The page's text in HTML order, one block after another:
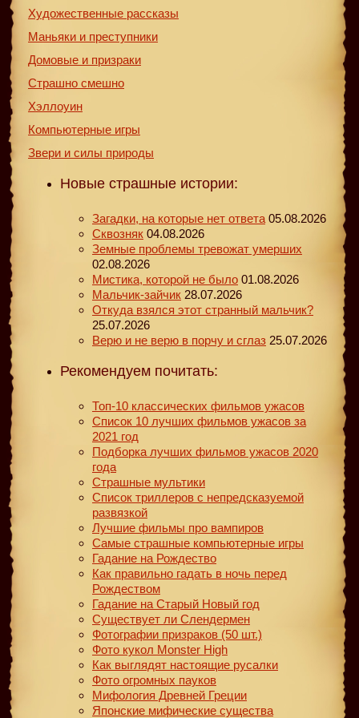
Художественные рассказы
Маньяки и преступники
Домовые и призраки
Страшно смешно
Хэллоуин
Компьютерные игры
Звери и силы природы
Новые страшные истории:
Загадки, на которые нет ответа 05.08.2026
Сквозняк 04.08.2026
Земные проблемы тревожат умерших
02.08.2026
Мистика, которой не было 01.08.2026
Мальчик-зайчик 28.07.2026
Откуда взялся этот странный мальчик?
25.07.2026
Верю и не верю в порчу и сглаз 25.07.2026
Рекомендуем почитать:
Топ-10 классических фильмов ужасов
Список 10 лучших фильмов ужасов за
2021 год
Подборка лучших фильмов ужасов 2020
года
Страшные мультики
Список триллеров с непредсказуемой
развязкой
Лучшие фильмы про вампиров
Самые страшные компьютерные игры
Гадание на Рождество
Как правильно гадать в ночь перед
Рождеством
Гадание на Старый Новый год
Существует ли Слендермен
Фотографии призраков (50 шт.)
Фото кукол Monster High
Как выглядят настоящие русалки
Фото огромных пауков
Мифология Древней Греции
Японские мифические существа